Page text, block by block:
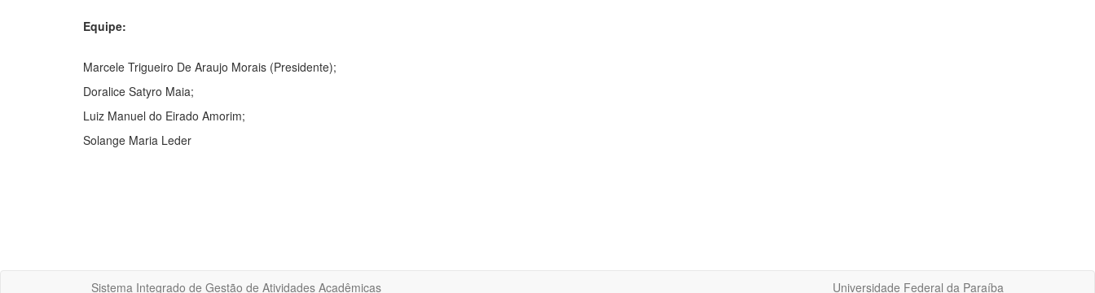
Equipe:
Marcele Trigueiro De Araujo Morais (Presidente);
Doralice Satyro Maia;
Luiz Manuel do Eirado Amorim;
Solange Maria Leder
Sistema Integrado de Gestão de Atividades Acadêmicas Universidade Federal da Paraíba